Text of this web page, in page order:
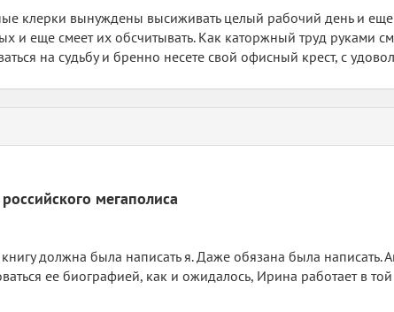
клерки вынуждены высиживать целый рабочий день и еще
и еще смеет их обсчитывать. Как каторжный труд руками
на судьбу и бренно несете свой офисный крест, с
мегаполиса
должна была написать я. Даже обязана была
ее биографией, как и ожидалось, Ирина работает в